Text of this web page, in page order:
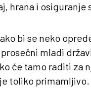
hrana i
bi se neko
mladi
će tamo raditi za
toliko primamljivo.